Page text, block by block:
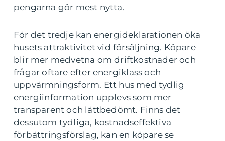
pengarna gör mest nytta.
För det tredje kan energideklarationen öka
husets attraktivitet vid försäljning. Köpare
blir mer medvetna om driftkostnader och
frågar oftare efter energiklass och
uppvärmningsform. Ett hus med tydlig
energiinformation upplevs som mer
transparent och lättbedömt. Finns det
dessutom tydliga, kostnadseffektiva
förbättringsförslag, kan en köpare se